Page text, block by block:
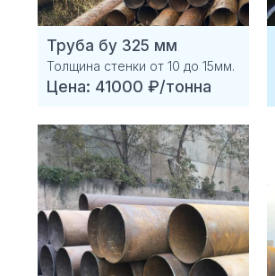
Труба бу 325 мм
Толщина стенки от 10 до 15мм.
Цена: 41000 ₽/тонна